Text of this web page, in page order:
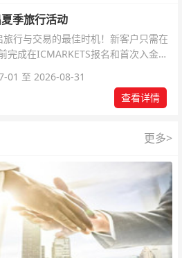
季旅行活动
行与交易的最佳时机！新客户只需在
完成在ICMARKETS报名和首次入金即
01 至 2026-08-31
查看详情
更多>